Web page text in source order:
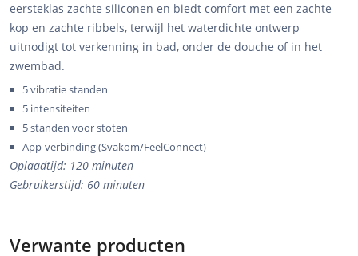
eersteklas zachte siliconen en biedt comfort met een zachte
kop en zachte ribbels, terwijl het waterdichte ontwerp
uitnodigt tot verkenning in bad, onder de douche of in het
zwembad.
5 vibratie standen
5 intensiteiten
5 standen voor stoten
App-verbinding (Svakom/FeelConnect)
Oplaadtijd: 120 minuten
Gebruikerstijd: 60 minuten
Verwante producten